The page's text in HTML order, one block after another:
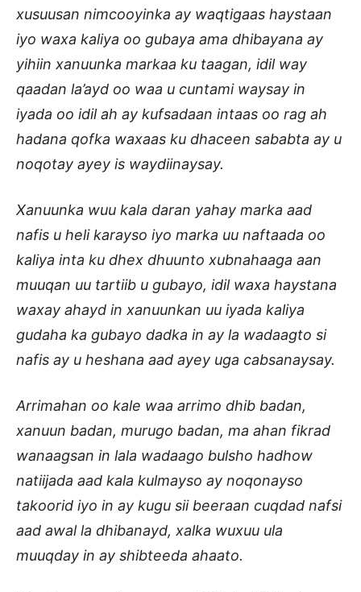
xusuusan nimcooyinka ay waqtigaas haystaan
iyo waxa kaliya oo gubaya ama dhibayana ay
yihiin xanuunka markaa ku taagan, idil way
qaadan la’ayd oo waa u cuntami waysay in
iyada oo idil ah ay kufsadaan intaas oo rag ah
hadana qofka waxaas ku dhaceen sababta ay u
noqotay ayey is waydiinaysay.
Xanuunka wuu kala daran yahay marka aad
nafis u heli karayso iyo marka uu naftaada oo
kaliya inta ku dhex dhuunto xubnahaaga aan
muuqan uu tartiib u gubayo, idil waxa haystana
waxay ahayd in xanuunkan uu iyada kaliya
gudaha ka gubayo dadka in ay la wadaagto si
nafis ay u heshana aad ayey uga cabsanaysay.
Arrimahan oo kale waa arrimo dhib badan,
xanuun badan, murugo badan, ma ahan fikrad
wanaagsan in lala wadaago bulsho hadhow
natiijada aad kala kulmayso ay noqonayso
takoorid iyo in ay kugu sii beeraan cuqdad nafsi
aad awal la dhibanayd, xalka wuxuu ula
muuqday in ay shibteeda ahaato.